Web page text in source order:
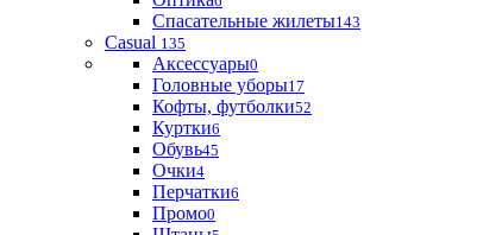
Спасательные жилеты143
Casual 135
Аксессуары0
Головные уборы17
Кофты, футболки52
Куртки6
Обувь45
Очки4
Перчатки6
Промо0